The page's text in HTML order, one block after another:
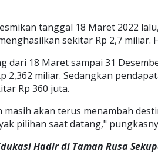
tanggal 18 Maret 2022
sekitar Rp 2,7 miliar.
dari 18 Maret sampai 31
2,362 miliar. Sedangkan
Rp 360 juta.
masih akan terus menambah
pilihan saat datang,"
Hadir di Taman Rusa